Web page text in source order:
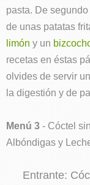
pasta. De
de unas patatas
limón y un
recetas en éstas
olvides de servir
la digestión y de
Menú 3 - Cóctel
Albóndigas y
Entrante: